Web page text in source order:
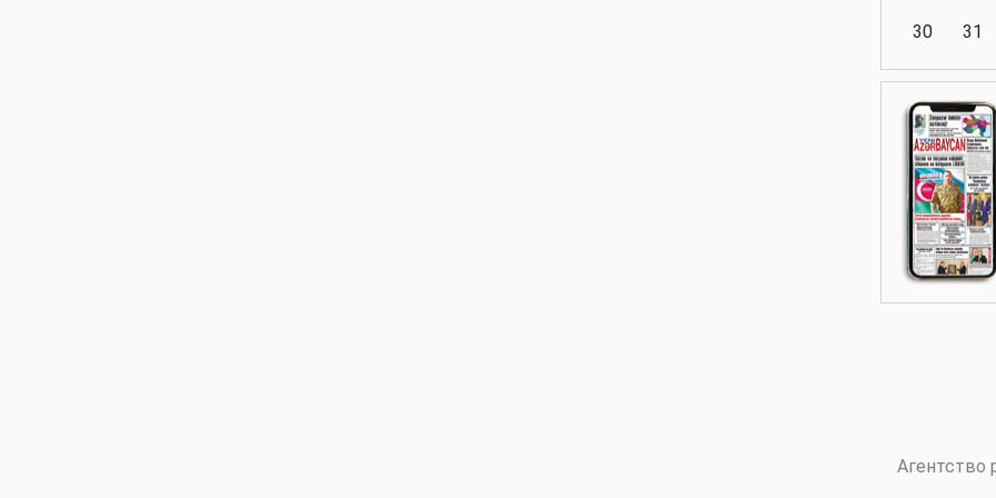
Аналитика
Аналитика
30
31
Агентство